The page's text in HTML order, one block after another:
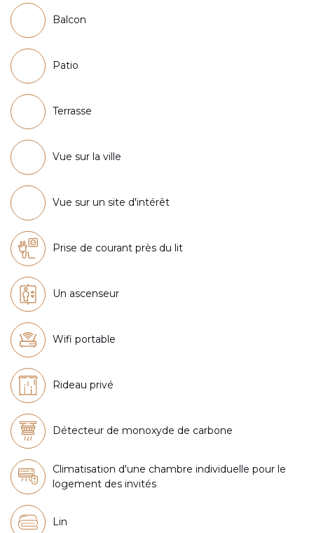
Balcon
Patio
Terrasse
Vue sur la ville
Vue sur un site d'intérêt
Prise de courant près du lit
Un ascenseur
Wifi portable
Rideau privé
Détecteur de monoxyde de carbone
Climatisation d'une chambre individuelle pour le
logement des invités
Lin